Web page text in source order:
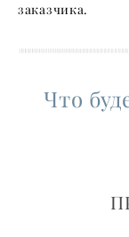
заказчика.
Что